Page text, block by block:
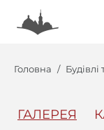
Головна
ГАЛЕРЕЯ